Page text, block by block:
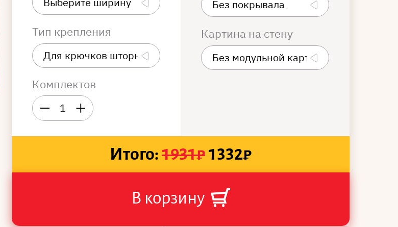
Тип крепления
Комплектов
1
Картина на стену
Итого:1931₽1332₽
В корзину